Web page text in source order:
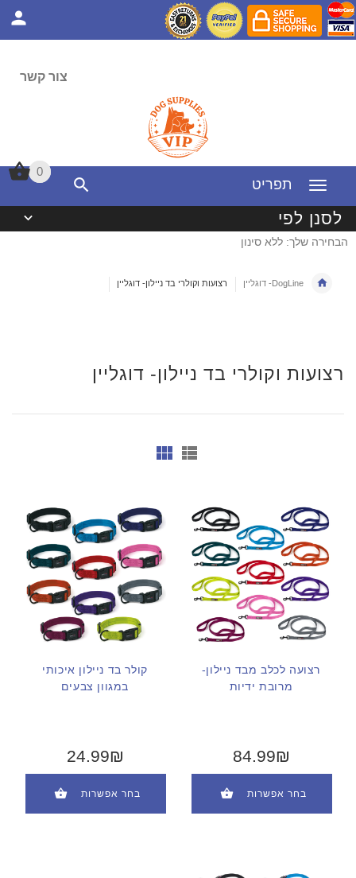
צור קשר
0
תפריט
0
לסנן לפי
הבחירה שלך: ללא סינון
DogLine- דוגליין רצועות וקולרי בד ניילון- דוגליין
רצועות וקולרי בד ניילון- דוגליין
קולר בד ניילון איכותי
במגוון צבעים
24.99₪
בחר אפשרות
רצועה לכלב מבד ניילון-
מרובת ידיות
84.99₪
בחר אפשרות